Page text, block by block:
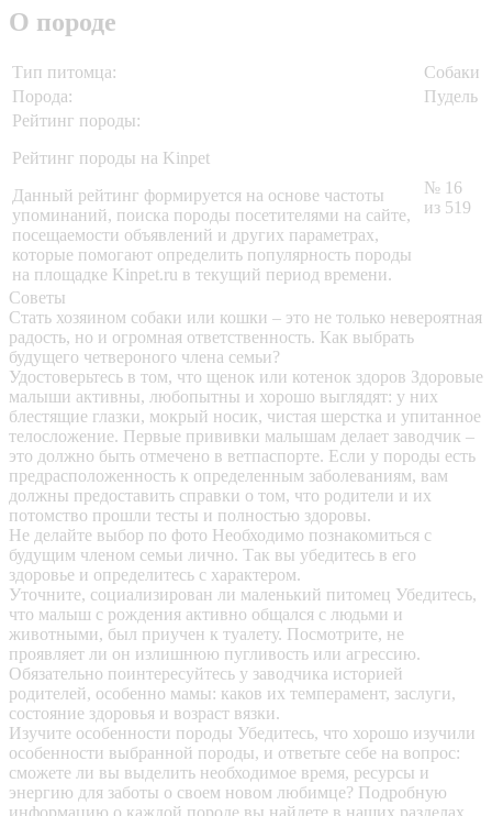
О породе
Тип питомца:
Собаки
Порода:
Пудель
Рейтинг породы:
Рейтинг породы на Kinpet
Данный рейтинг формируется на основе частоты
упоминаний, поиска породы посетителями на сайте,
посещаемости объявлений и других параметрах,
которые помогают определить популярность породы
на площадке Kinpet.ru в текущий период времени.
№ 16
из 519
Советы
Стать хозяином собаки или кошки – это не только невероятная
радость, но и огромная ответственность. Как выбрать
будущего четвероного члена семьи?
Удостоверьтесь в том, что щенок или котенок здоров Здоровые
малыши активны, любопытны и хорошо выглядят: у них
блестящие глазки, мокрый носик, чистая шерстка и упитанное
телосложение. Первые прививки малышам делает заводчик –
это должно быть отмечено в ветпаспорте. Если у породы есть
предрасположенность к определенным заболеваниям, вам
должны предоставить справки о том, что родители и их
потомство прошли тесты и полностью здоровы.
Не делайте выбор по фото Необходимо познакомиться с
будущим членом семьи лично. Так вы убедитесь в его
здоровье и определитесь с характером.
Уточните, социализирован ли маленький питомец Убедитесь,
что малыш с рождения активно общался с людьми и
животными, был приучен к туалету. Посмотрите, не
проявляет ли он излишнюю пугливость или агрессию.
Обязательно поинтересуйтесь у заводчика историей
родителей, особенно мамы: каков их темперамент, заслуги,
состояние здоровья и возраст вязки.
Изучите особенности породы Убедитесь, что хорошо изучили
особенности выбранной породы, и ответьте себе на вопрос:
сможете ли вы выделить необходимое время, ресурсы и
энергию для заботы о своем новом любимце? Подробную